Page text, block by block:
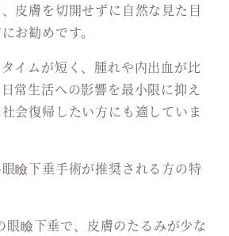
皮膚を切開せずに自然な見た目
お勧めです。
イムが短く、腫れや内出血が比
常生活への影響を最小限に抑え
会復帰したい方にも適していま
瞼下垂手術が推奨される方の特
眼瞼下垂で、皮膚のたるみが少な